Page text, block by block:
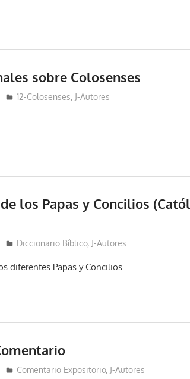
sobre Colosenses
12-Colosenses, J-Autores
los Papas y Concilios
Diccionario Bíblico, J-Autores
diferentes Papas y Concilios.
Comentario Expositorio, J-Autores